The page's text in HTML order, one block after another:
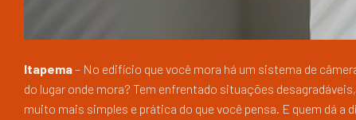
Itapema– No edifício que você mora há um sistema de
do lugar onde mora? Tem enfrentado situações
muito mais simples e prática do que você pensa. E quem dá a